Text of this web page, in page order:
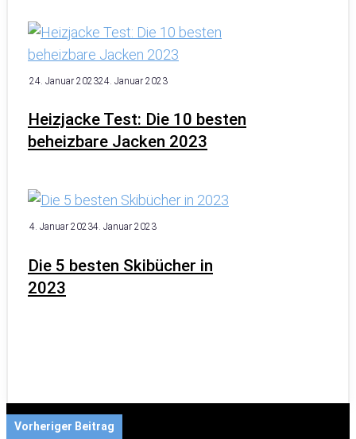
Heizjacke Test: Die 10 besten
beheizbare Jacken 2023
24. Januar 202324. Januar 2023
Die 5 besten Skibücher in
2023
4. Januar 20234. Januar 2023
Vorheriger Beitrag